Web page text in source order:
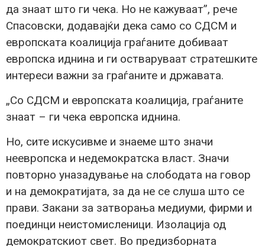
да знаат што ги чека. Но не кажуваат”, рече
Спасовски, додавајќи дека само со СДСМ и
европската коалиција граѓаните добиваат
европска иднина и ги остваруваат стратешките
интереси важни за граѓаните и државата.
„Со СДСМ и европската коалиција, граѓаните
знаат – ги чека европска иднина.
Но, сите искусивме и знаеме што значи
неевропска и недемократска власт. Значи
повторно уназадување на слободата на говор
и на демократијата, за да не се слуша што се
прави. Закани за затворања медиуми, фирми и
поединци неистомисленици. Изолација од
демократскиот свет. Во предизборната